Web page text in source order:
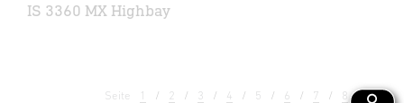
IS 3360 MX Highbay
Seite 1 2 3 4 5 6 7 8 9